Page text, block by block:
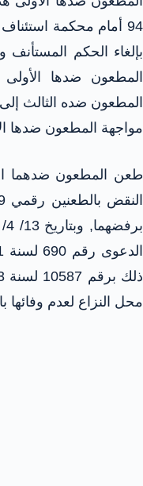
بإلغاء الحكم المستأنف
المطعون ضدها
المطعون ضده الثالث
مواجهة المطعون ضدها
طعن المطعون ضدهما
محل النزاع لعدم وفائها